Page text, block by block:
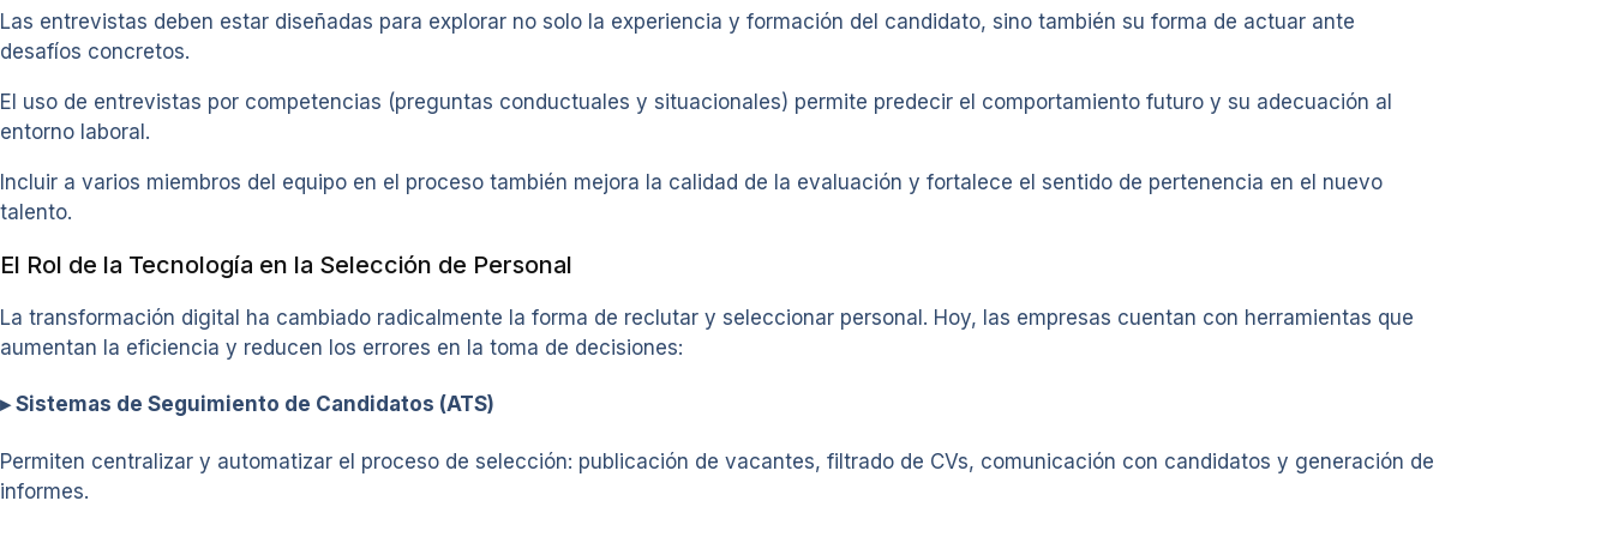
Las entrevistas deben estar diseñadas para explorar no solo la experiencia y formación del candidato, sino también su forma de actuar ante
desafíos concretos.
El uso de entrevistas por competencias (preguntas conductuales y situacionales) permite predecir el comportamiento futuro y su adecuación al
entorno laboral.
Incluir a varios miembros del equipo en el proceso también mejora la calidad de la evaluación y fortalece el sentido de pertenencia en el nuevo
talento.
El Rol de la Tecnología en la Selección de Personal
La transformación digital ha cambiado radicalmente la forma de reclutar y seleccionar personal. Hoy, las empresas cuentan con herramientas que
aumentan la eficiencia y reducen los errores en la toma de decisiones:
▸ Sistemas de Seguimiento de Candidatos (ATS)
Permiten centralizar y automatizar el proceso de selección: publicación de vacantes, filtrado de CVs, comunicación con candidatos y generación de
informes.